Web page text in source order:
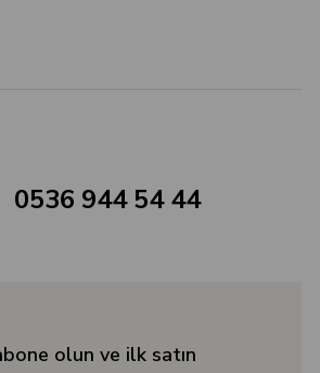
0536 944 54 44
olun ve ilk satın